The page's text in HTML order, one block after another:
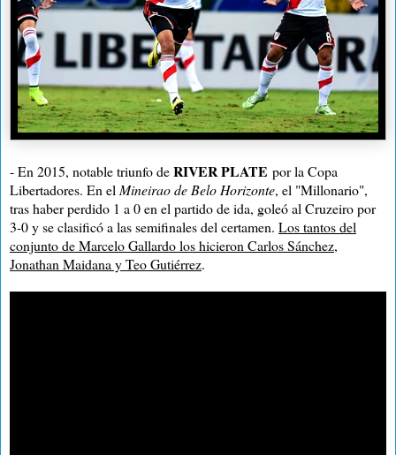
- En 2015, notable triunfo deRIVER PLATE por la Copa
Libertadores. En el Mineirao de Belo Horizonte, el "Millonario",
tras haber perdido 1 a 0 en el partido de ida, goleó al Cruzeiro por
3-0 y se clasificó a las semifinales del certamen. Los tantos del
conjunto de Marcelo Gallardo los hicieron Carlos Sánchez,
Jonathan Maidana y Teo Gutiérrez.